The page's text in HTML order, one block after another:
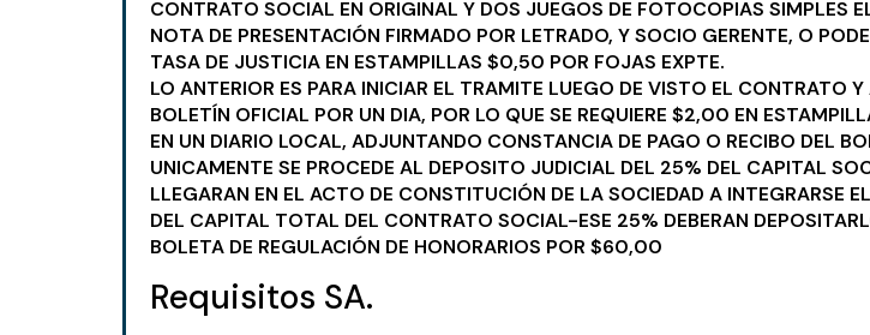
CONTRATO SOCIAL EN ORIGINAL Y DOS JUEGOS DE FOTOCOPIAS SIMPLES
NOTA DE PRESENTACIÓN FIRMADO POR LETRADO, Y SOCIO GERENTE, O
TASA DE JUSTICIA EN ESTAMPILLAS $0,50 POR FOJAS EXPTE.
LO ANTERIOR ES PARA INICIAR EL TRAMITE LUEGO DE VISTO EL CONTRATO
BOLETÍN OFICIAL POR UN DIA, POR LO QUE SE REQUIERE $2,00 EN
EN UN DIARIO LOCAL, ADJUNTANDO CONSTANCIA DE PAGO O RECIBO DEL
UNICAMENTE SE PROCEDE AL DEPOSITO JUDICIAL DEL 25% DEL CAPITAL
LLEGARAN EN EL ACTO DE CONSTITUCIÓN DE LA SOCIEDAD A INTEGRARSE
DEL CAPITAL TOTAL DEL CONTRATO SOCIAL-ESE 25% DEBERAN
BOLETA DE REGULACIÓN DE HONORARIOS POR $60,00
Requisitos SA.